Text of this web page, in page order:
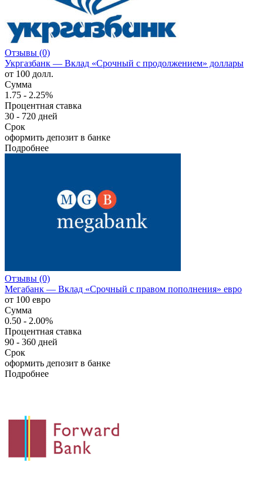
Отзывы (0)
Укргазбанк — Вклад «Срочный с продолжением» доллары
от 100 долл.
Сумма
1.75 - 2.25%
Процентная ставка
30 - 720 дней
Срок
оформить депозит в банке
Подробнее
Отзывы (0)
Мегабанк — Вклад «Срочный с правом пополнения» евро
от 100 евро
Сумма
0.50 - 2.00%
Процентная ставка
90 - 360 дней
Срок
оформить депозит в банке
Подробнее